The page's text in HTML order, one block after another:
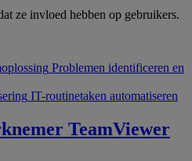
ze invloed hebben op gebruikers.
Problemen identificeren en
IT-routinetaken automatiseren
TeamViewer